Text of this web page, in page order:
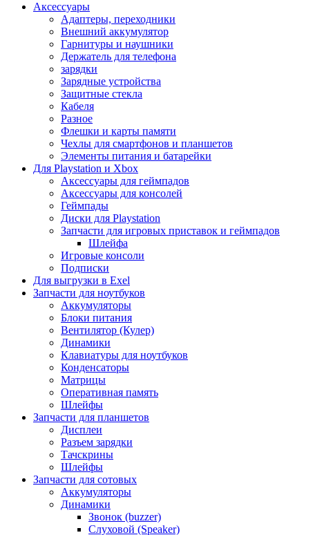
Аксессуары
Адаптеры, переходники
Внешний аккумулятор
Гарнитуры и наушники
Держатель для телефона
зарядки
Зарядные устройства
Защитные стекла
Кабеля
Разное
Флешки и карты памяти
Чехлы для смартфонов и планшетов
Элементы питания и батарейки
Для Playstation и Xbox
Аксессуары для геймпадов
Аксессуары для консолей
Геймпады
Диски для Playstation
Запчасти для игровых приставок и геймпадов
Шлейфа
Игровые консоли
Подписки
Для выгрузки в Exel
Запчасти для ноутбуков
Аккумуляторы
Блоки питания
Вентилятор (Кулер)
Динамики
Клавиатуры для ноутбуков
Конденсаторы
Матрицы
Оперативная память
Шлейфы
Запчасти для планшетов
Дисплеи
Разъем зарядки
Тачскрины
Шлейфы
Запчасти для сотовых
Аккумуляторы
Динамики
Звонок (buzzer)
Слуховой (Speaker)